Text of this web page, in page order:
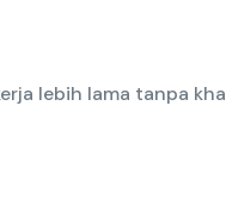
lebih lama tanpa